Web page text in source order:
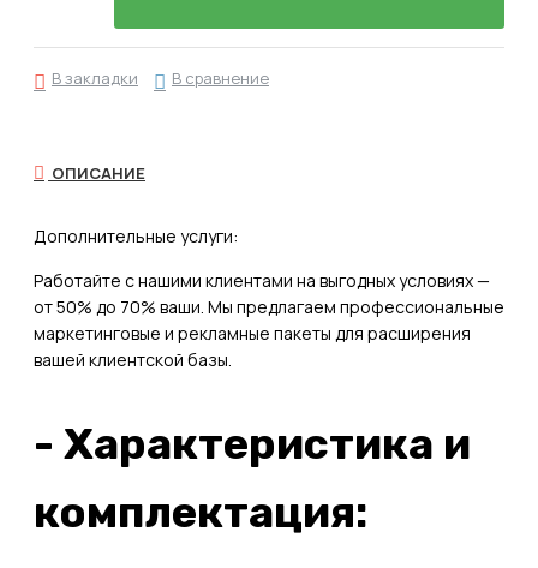
В закладки В сравнение
ОПИСАНИЕ
Дополнительные услуги:
Работайте с нашими клиентами на выгодных условиях —
от 50% до 70% ваши. Мы предлагаем профессиональные
маркетинговые и рекламные пакеты для расширения
вашей клиентской базы.
- Характеристика и
комплектация: